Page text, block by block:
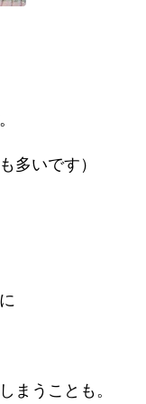
多いです）
まうことも。